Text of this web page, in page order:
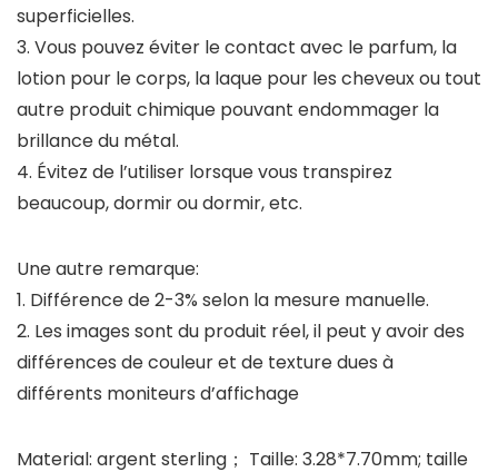
superficielles.
3. Vous pouvez éviter le contact avec le parfum, la
lotion pour le corps, la laque pour les cheveux ou tout
autre produit chimique pouvant endommager la
brillance du métal.
4. Évitez de l’utiliser lorsque vous transpirez
beaucoup, dormir ou dormir, etc.
Une autre remarque:
1. Différence de 2-3% selon la mesure manuelle.
2. Les images sont du produit réel, il peut y avoir des
différences de couleur et de texture dues à
différents moniteurs d’affichage
Material: argent sterling； Taille: 3.28*7.70mm; taille